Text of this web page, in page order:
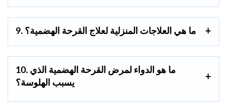
9. ما هي العلاجات المنزلية لعلاج القرحة الهضمية؟
10. ما هو الدواء لمرض القرحة الهضمية الذي
يسبب الهلوسة؟